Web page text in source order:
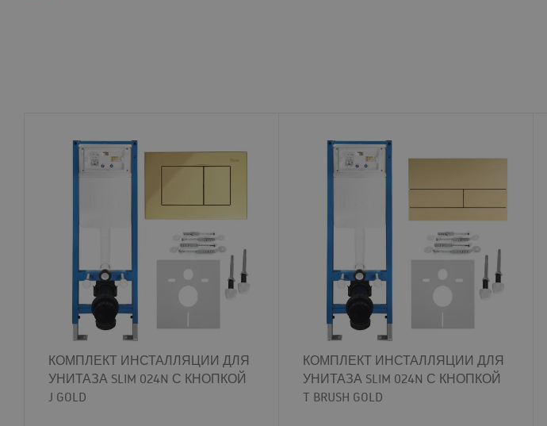
КОМПЛЕКТ ИНСТАЛЛЯЦИИ ДЛЯ
УНИТАЗА SLIM 024N С КНОПКОЙ
J GOLD
КОМПЛЕКТ ИНСТАЛЛЯЦИИ ДЛЯ
УНИТАЗА SLIM 024N С КНОПКОЙ
T BRUSH GOLD